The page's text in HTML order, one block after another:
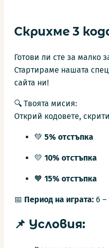
Скрихме 3
Готови ли сте за малко
Стартираме нашата
сайта ни!
🔍 Твоята мисия:
Открий кодовете,
💚 5% отстъпка
💛 10% отстъпка
🧡 15% отстъпка
📅 Период на играта:6 –
📌 Условия: